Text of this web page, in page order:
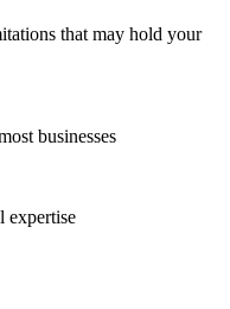
that may hold your
businesses
expertise